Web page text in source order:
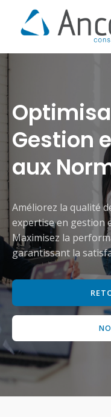
Gestion
aux
Améliorez la qualité
expertise en gestion
Maximisez la
garantissant la